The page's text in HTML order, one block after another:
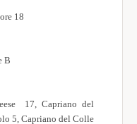
18
B
17, Capriano del
5, Capriano del Colle